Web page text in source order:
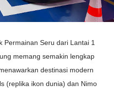
Permainan Seru dari Lantai 1
memang semakin lengkap
destinasi modern
(replika ikon dunia) dan Nimo